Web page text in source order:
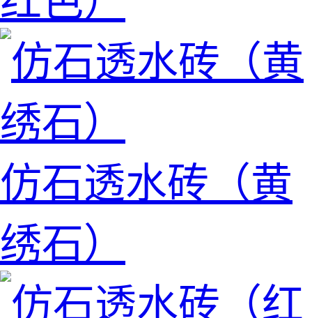
仿石透水砖（黄
绣石）